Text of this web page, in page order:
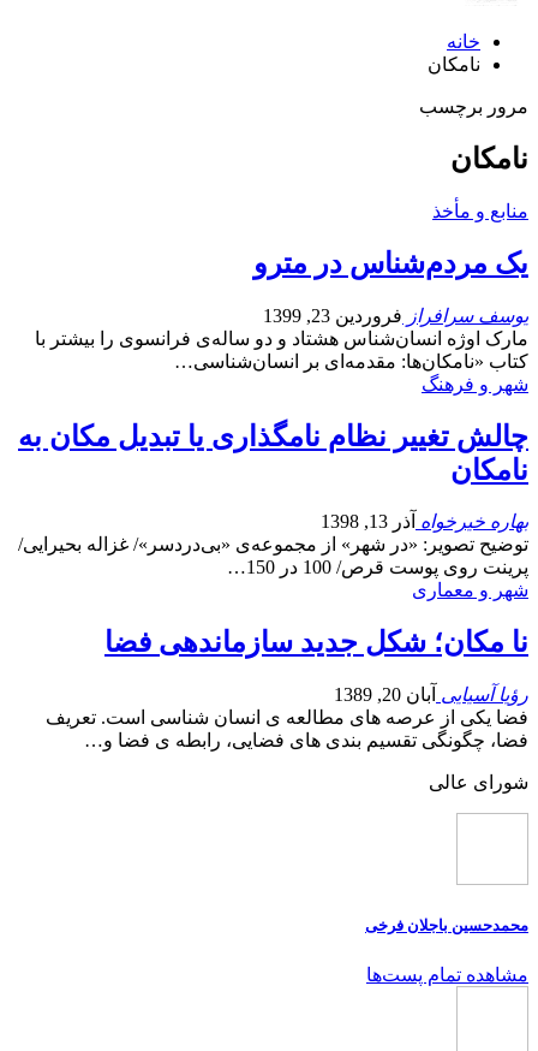
خانه
نامکان
مرور برچسب
نامکان
منابع و مأخذ
یک مردم‌شناس در مترو
یوسف سرافراز فروردین 23, 1399
مارک اوژه انسان‌شناس هشتاد و دو ساله‌ی فرانسوی را بیشتر با
کتاب «نامکان‌ها: مقدمه‌ای بر انسان‌شناسی…
شهر و فرهنگ
چالش تغییر نظام نامگذاری یا تبدیل مکان به
نامکان
بهاره خیرخواه آذر 13, 1398
توضیح تصویر: «در شهر» از مجموعه‌‎ی «بی‎‌دردسر»/ غزاله بحیرایی/
پرینت روی پوست قرص/ 100 در 150…
شهر و معماری
نا مکان؛ شکل جدید سازماندهی فضا
رؤیا آسیایی آبان 20, 1389
فضا یکی از عرصه های مطالعه ی انسان شناسی است. تعریف
فضا، چگونگی تقسیم بندی های فضایی، رابطه ی فضا و…
شورای عالی
محمدحسین باجلان فرخی
مشاهده تمام پست‌ها